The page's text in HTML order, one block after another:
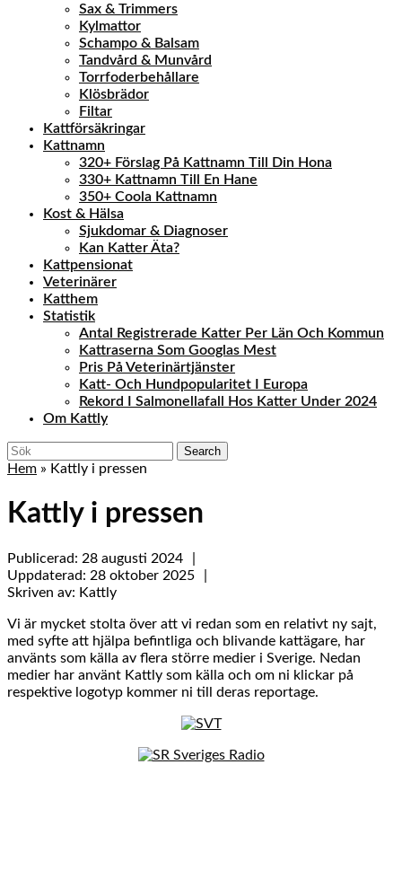
Sax & Trimmers
Kylmattor
Schampo & Balsam
Tandvård & Munvård
Torrfoderbehållare
Klösbrädor
Filtar
Kattförsäkringar
Kattnamn
320+ Förslag På Kattnamn Till Din Hona
330+ Kattnamn Till En Hane
350+ Coola Kattnamn
Kost & Hälsa
Sjukdomar & Diagnoser
Kan Katter Äta?
Kattpensionat
Veterinärer
Katthem
Statistik
Antal Registrerade Katter Per Län Och Kommun
Kattraserna Som Googlas Mest
Pris På Veterinärtjänster
Katt- Och Hundpopularitet I Europa
Rekord I Salmonellafall Hos Katter Under 2024
Om Kattly
Close
Menu
Search
for:
Hem » Kattly i pressen
Kattly i pressen
Publicerad: 28 augusti 202428
augusti
Uppdaterad: 28 oktober 202528
Skriven av: KattlyKattly
Vi är mycket stolta över att vi redan som en relativt ny sajt,
med syfte att hjälpa befintliga och blivande kattägare, har
använts som källa av flera större medier i Sverige. Nedan
medier har använt Kattly som källa och om ni klickar på
respektive logotyp kommer ni till deras reportage.